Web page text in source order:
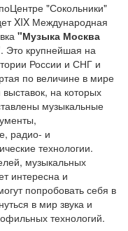
"Сокольники"
XIX Международная
"Музыка Москва
. Это крупнейшая на
России и СНГ и
по величине в мире
на которых
музыкальные
радио- и
технологии.
музыкальных
интересна и
попробовать себя в
в мир звука и
технологий.